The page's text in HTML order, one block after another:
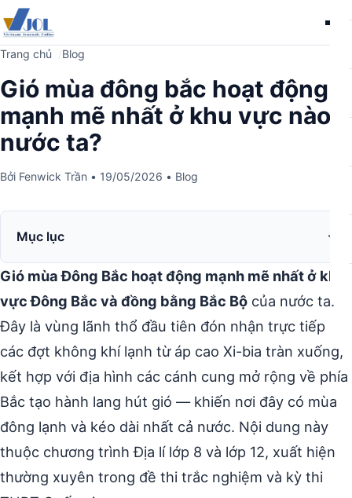
Trang chủ Blog
Gió mùa đông bắc hoạt động
mạnh mẽ nhất ở khu vực nào
nước ta?
Bởi Fenwick Trần • 19/05/2026 • Blog
Mục lục
Gió mùa Đông Bắc hoạt động mạnh mẽ nhất ở khu
vực Đông Bắc và đồng bằng Bắc Bộ của nước ta.
Đây là vùng lãnh thổ đầu tiên đón nhận trực tiếp
các đợt không khí lạnh từ áp cao Xi-bia tràn xuống,
kết hợp với địa hình các cánh cung mở rộng về phía
Bắc tạo hành lang hút gió — khiến nơi đây có mùa
đông lạnh và kéo dài nhất cả nước. Nội dung này
thuộc chương trình Địa lí lớp 8 và lớp 12, xuất hiện
thường xuyên trong đề thi trắc nghiệm và kỳ thi